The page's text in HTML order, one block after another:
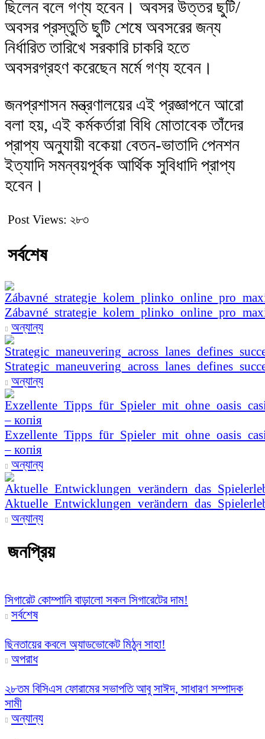
ছিলেন বলে গণ্য হবেন। অবসর উত্তর ছুটি/
অবসর প্রস্তুতি ছুটি শেষে অবসরের জন্য
নির্ধারিত তারিখে সরকারি চাকরি হতে
অবসরগ্রহণ করেছেন মর্মে গণ্য হবেন।
জনপ্রশাসন মন্ত্রণালয়ের এই প্রজ্ঞাপনে আরো
বলা হয়, এই কর্মকর্তারা বিধি মোতাবেক তাঁদের
প্রাপ্য অনুযায়ী বকেয়া বেতন-ভাতাদি পেনশন
ইত্যাদি সমন্বয়পূর্বক আর্থিক সুবিধাদি প্রাপ্য
হবেন।
Post Views: ২৮৩
সর্বশেষ
অন্যান্য
অন্যান্য
– копія
অন্যান্য
অন্যান্য
জনপ্রিয়
সিগারেট কোম্পানি বাড়ালো সকল সিগারেটের দাম!
সর্বশেষ
ছিনতায়ের কবলে অ্যাডভোকেট মিঠুন সাহা!
অপরাধ
২৮তম বিসিএস ফোরামের সভাপতি আবু সাঈদ, সাধারণ সম্পাদক
সামী
অন্যান্য